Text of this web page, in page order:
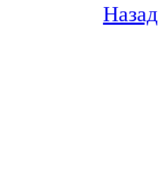
Назад